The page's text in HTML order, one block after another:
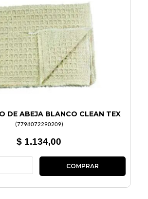
DE ABEJA BLANCO CLEAN TEX
(7798072290209)
$ 1.134,00